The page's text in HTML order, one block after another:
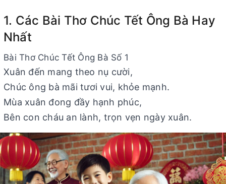
1. Các Bài Thơ Chúc Tết Ông Bà Hay
Nhất
Bài Thơ Chúc Tết Ông Bà Số 1
Xuân đến mang theo nụ cười,
Chúc ông bà mãi tươi vui, khỏe mạnh.
Mùa xuân đong đầy hạnh phúc,
Bên con cháu an lành, trọn vẹn ngày xuân.